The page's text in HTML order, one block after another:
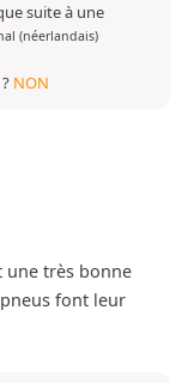
suite à une
(néerlandais)
NON
une très bonne
font leur